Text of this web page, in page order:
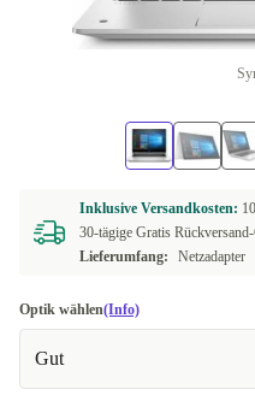
Inklusive Versandkosten:
30-tägige Gratis
Lieferumfang:
Netzadapter
Optik wählen(Info)
Gut